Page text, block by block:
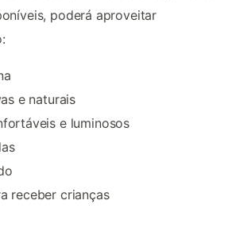
poderá aproveitar
e naturais
e luminosos
receber crianças